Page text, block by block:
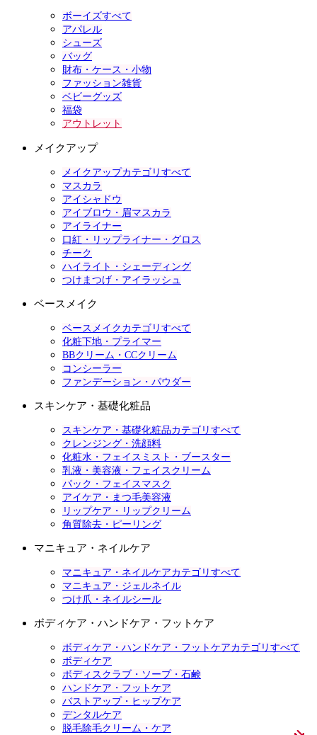
ボーイズすべて
アパレル
シューズ
バッグ
財布・ケース・小物
ファッション雑貨
ベビーグッズ
福袋
アウトレット
メイクアップ
メイクアップカテゴリすべて
マスカラ
アイシャドウ
アイブロウ・眉マスカラ
アイライナー
口紅・リップライナー・グロス
チーク
ハイライト・シェーディング
つけまつげ・アイラッシュ
ベースメイク
ベースメイクカテゴリすべて
化粧下地・プライマー
BBクリーム・CCクリーム
コンシーラー
ファンデーション・パウダー
スキンケア・基礎化粧品
スキンケア・基礎化粧品カテゴリすべて
クレンジング・洗顔料
化粧水・フェイスミスト・ブースター
乳液・美容液・フェイスクリーム
パック・フェイスマスク
アイケア・まつ毛美容液
リップケア・リップクリーム
角質除去・ピーリング
マニキュア・ネイルケア
マニキュア・ネイルケアカテゴリすべて
マニキュア・ジェルネイル
つけ爪・ネイルシール
ボディケア・ハンドケア・フットケア
ボディケア・ハンドケア・フットケアカテゴリすべて
ボディケア
ボディスクラブ・ソープ・石鹸
ハンドケア・フットケア
バストアップ・ヒップケア
デンタルケア
脱毛除毛クリーム・ケア